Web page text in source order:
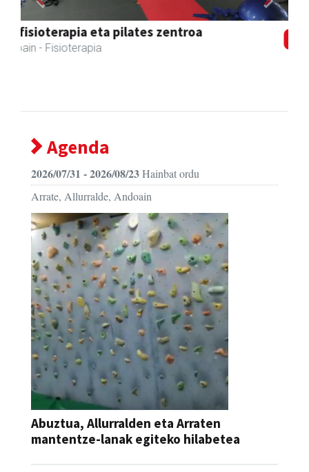
Bengoetxea autoeskola
Andoain - Autoeskolak
Previous Next
Agenda
2026/07/31 - 2026/08/23Hainbat ordu
Arrate, Allurralde, Andoain
Abuztua, Allurralden eta Arraten
mantentze-lanak egiteko hilabetea